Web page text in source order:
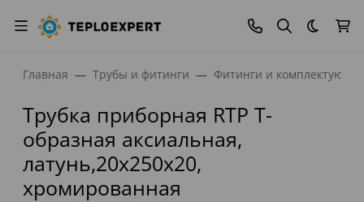
Темная
Главная Трубы и фитинги Фитинги и
Трубка приборная RTP Т-
образная аксиальная,
латунь,20х250х20,
хромированная